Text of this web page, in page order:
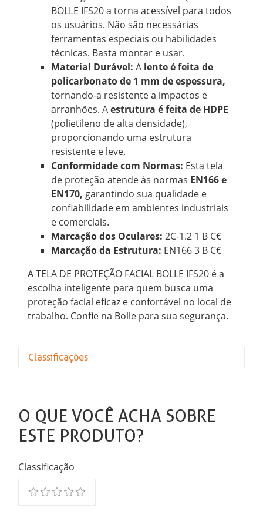
BOLLE IFS20 a torna acessível para todos
os usuários. Não são necessárias
ferramentas especiais ou habilidades
técnicas. Basta montar e usar.
Material Durável: A lente é feita de
policarbonato de 1 mm de espessura,
tornando-a resistente a impactos e
arranhões. Aestrutura é feita de HDPE
(polietileno de alta densidade),
proporcionando uma estrutura
resistente e leve.
Conformidade com Normas: Esta tela
de proteção atende às normas EN166 e
EN170, garantindo sua qualidade e
confiabilidade em ambientes industriais
e comerciais.
Marcação dos Oculares: 2C-1.2 1 B C€
Marcação da Estrutura: EN166 3 B C€
A TELA DE PROTEÇÃO FACIAL BOLLE IFS20 é a
escolha inteligente para quem busca uma
proteção facial eficaz e confortável no local de
trabalho. Confie na Bolle para sua segurança.
Classificações
O QUE VOCÊ ACHA SOBRE
ESTE PRODUTO?
Classificação